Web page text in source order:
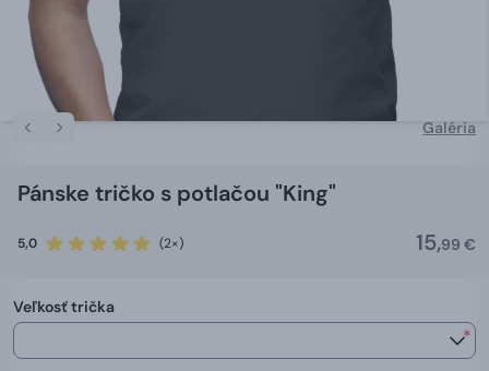
Galéria
Pánske tričko s potlačou "King"
5,0 (2×) 15,99 €
Veľkosť trička
*